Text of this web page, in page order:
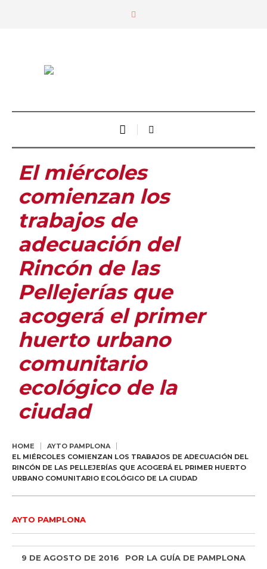
El miércoles
comienzan los
trabajos de
adecuación del
Rincón de las
Pellejerías que
acogerá el primer
huerto urbano
comunitario
ecológico de la
ciudad
HOME
AYTO PAMPLONA
EL MIÉRCOLES COMIENZAN LOS TRABAJOS DE ADECUACIÓN DEL
RINCÓN DE LAS PELLEJERÍAS QUE ACOGERÁ EL PRIMER HUERTO
URBANO COMUNITARIO ECOLÓGICO DE LA CIUDAD
AYTO PAMPLONA
9 DE AGOSTO DE 2016 POR LA GUÍA DE PAMPLONA